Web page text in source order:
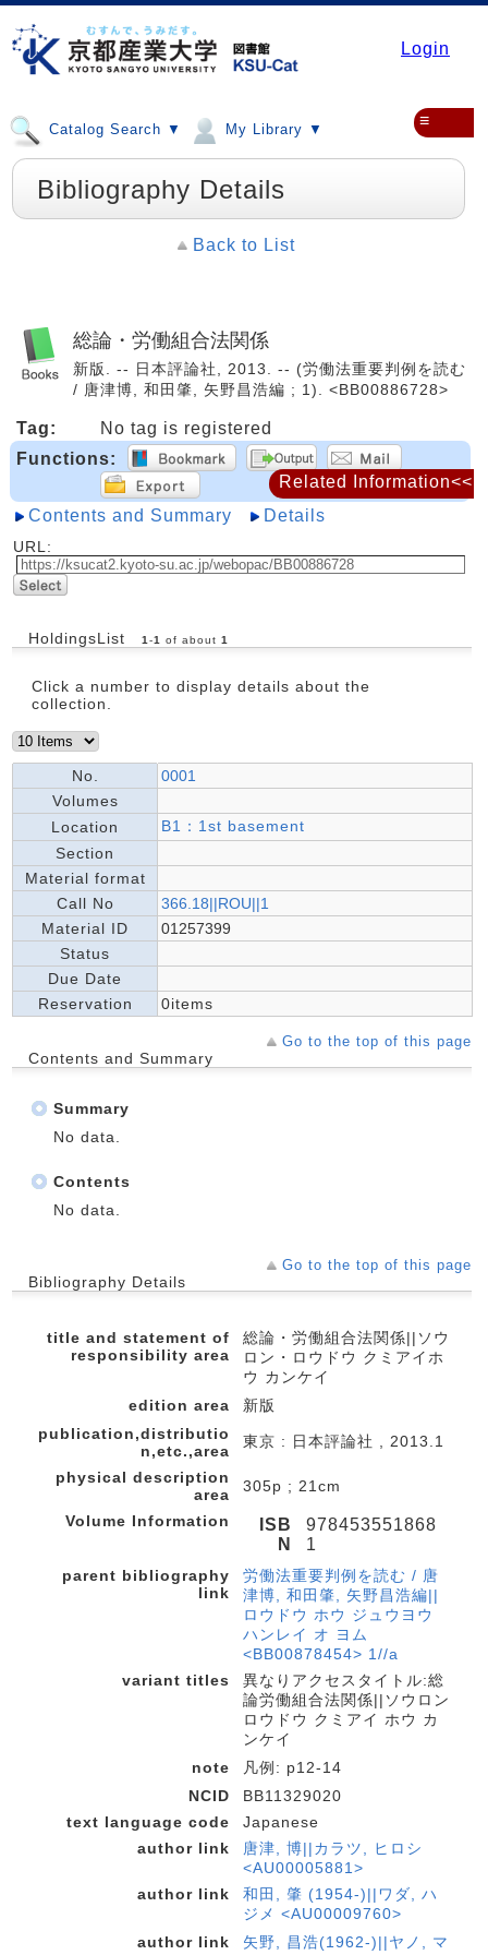
Login
Catalog Search ▼ My Library ▼ ≡
Bibliography Details
Back to List
総論・労働組合法関係
新版. -- 日本評論社, 2013. -- (労働法重要判例を読む
/ 唐津博, 和田肇, 矢野昌浩編 ; 1). <BB00886728>
Tag:
No tag is registered
Functions:
Contents and Summary Details
URL:
HoldingsList 1 -1 of about 1
Click a number to display details about the
collection.
No.
0001
Volumes
Location
B1：1st basement
Section
Material format
Call No
366.18||ROU||1
Material ID
01257399
Status
Due Date
Reservation
0items
Go to the top of this page
Contents and Summary
Summary
No data.
Contents
No data.
Go to the top of this page
Bibliography Details
title and statement of
responsibility area
総論・労働組合法関係||ソウ
ロン・ロウドウ クミアイホ
ウ カンケイ
edition area
新版
publication,distributio
n,etc.,area
東京 : 日本評論社 , 2013.1
physical description
area
305p ; 21cm
Volume Information
ISB
N
978453551868
1
parent bibliography
link
労働法重要判例を読む / 唐
津博, 和田肇, 矢野昌浩編||
ロウドウ ホウ ジュウヨウ
ハンレイ オ ヨム
<BB00878454> 1//a
variant titles
異なりアクセスタイトル:総
論労働組合法関係||ソウロン
ロウドウ クミアイ ホウ カ
ンケイ
note
凡例: p12-14
NCID
BB11329020
text language code
Japanese
author link
唐津, 博||カラツ, ヒロシ
<AU00005881>
author link
和田, 肇 (1954-)||ワダ, ハ
ジメ <AU00009760>
author link
矢野, 昌浩(1962-)||ヤノ, マ
Related Information<<